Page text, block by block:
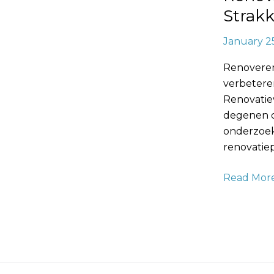
January
degenen
Duurzame
Read